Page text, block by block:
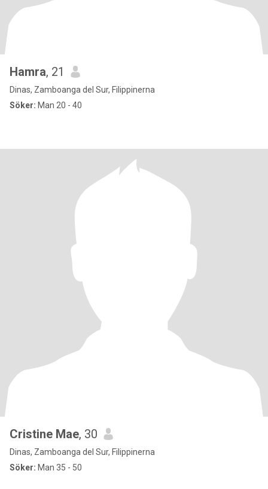
Hamra, 21
Dinas, Zamboanga del Sur, Filippinerna
Söker: Man 20 - 40
Cristine Mae, 30
Dinas, Zamboanga del Sur, Filippinerna
Söker: Man 35 - 50